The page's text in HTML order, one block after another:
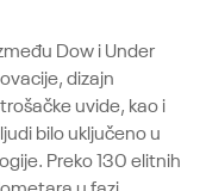
Dow i Under
dizajn
uvide, kao i
bilo uključeno u
Preko 130 elitnih